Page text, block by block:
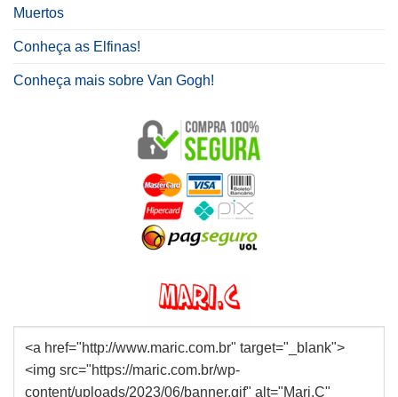
Muertos
Conheça as Elfinas!
Conheça mais sobre Van Gogh!